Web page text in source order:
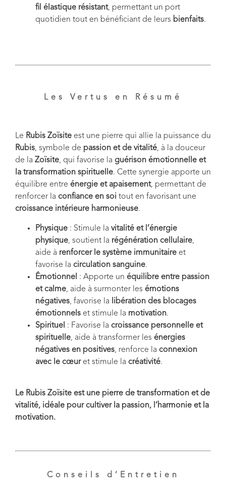
fil élastique résistant, permettant un port
quotidien tout en bénéficiant de leurs bienfaits.
Les Vertus en Résumé
Le Rubis Zoïsite est une pierre qui allie la puissance du
Rubis, symbole de passion et de vitalité, à la douceur
de la Zoïsite, qui favorise la guérison émotionnelle et
la transformation spirituelle. Cette synergie apporte un
équilibre entre énergie et apaisement, permettant de
renforcer la confiance en soi tout en favorisant une
croissance intérieure harmonieuse.
Physique : Stimule la vitalité et l’énergie
physique, soutient la régénération cellulaire,
aide à renforcer le système immunitaire et
favorise la circulation sanguine.
Émotionnel : Apporte un équilibre entre passion
et calme, aide à surmonter les émotions
négatives, favorise la libération des blocages
émotionnels et stimule la motivation.
Spirituel : Favorise la croissance personnelle et
spirituelle, aide à transformer les énergies
négatives en positives, renforce la connexion
avec le cœuret stimule la créativité.
Le Rubis Zoïsite est une pierre de transformation et de
vitalité, idéale pour cultiver la passion, l’harmonie et la
motivation.
Conseils d’Entretien